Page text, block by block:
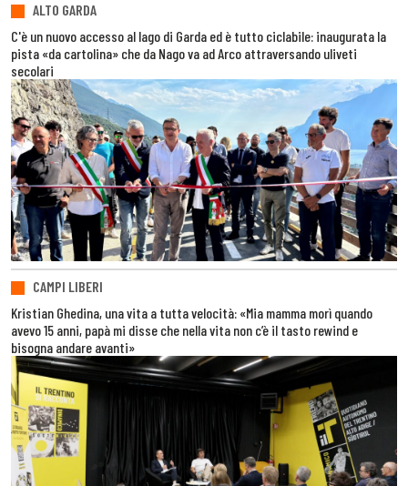
ALTO GARDA
C'è un nuovo accesso al lago di Garda ed è tutto ciclabile: inaugurata la
pista «da cartolina» che da Nago va ad Arco attraversando uliveti
secolari
CAMPI LIBERI
Kristian Ghedina, una vita a tutta velocità: «Mia mamma morì quando
avevo 15 anni, papà mi disse che nella vita non c’è il tasto rewind e
bisogna andare avanti»